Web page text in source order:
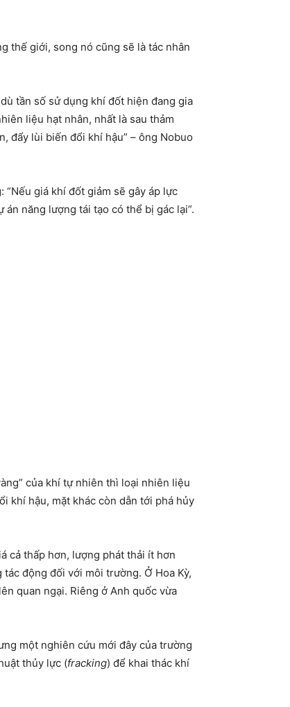
thế giới, song nó cũng sẽ là tác nhân
tần số sử dụng khí đốt hiện đang gia
liệu hạt nhân, nhất là sau thảm
đẩy lùi biến đổi khí hậu” – ông Nobuo
giá khí đốt giảm sẽ gây áp lực
năng lượng tái tạo có thể bị gác lại”.
của khí tự nhiên thì loại nhiên liệu
khí hậu, mặt khác còn dẫn tới phá hủy
cả thấp hơn, lượng phát thải ít hơn
động đối với môi trường. Ở Hoa Kỳ,
quan ngại. Riêng ở Anh quốc vừa
một nghiên cứu mới đây của trường
thủy lực (fracking) để khai thác khí